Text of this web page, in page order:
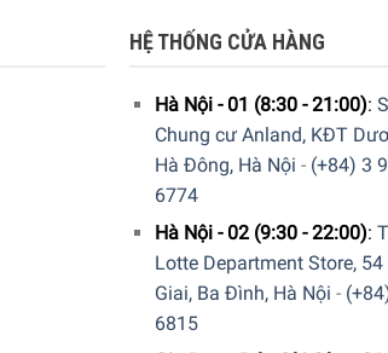
HỆ THỐNG CỬA HÀNG
Hà Nội - 01 (8:30 - 21:00):
Chung cư Anland, KĐT
Hà Đông, Hà Nội - (+84) 3
6774
Hà Nội - 02 (9:30 - 22:00):
Lotte Department Store, 54
Giai, Ba Đình, Hà Nội -
6815